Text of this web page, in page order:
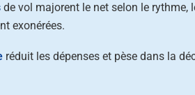
de vol majorent le net selon le
exonérées.
réduit les dépenses et pèse dans la